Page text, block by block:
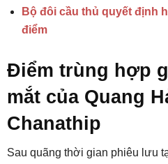
Bộ đôi cầu thủ quyết định
điểm
Điểm trùng hợp
mắt của Quang
Chanathip
Sau quãng thời gian phiêu lưu